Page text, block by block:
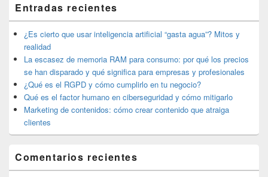
área
de
widget
barra
lateral
primaria
Entradas recientes
¿Es cierto que usar inteligencia artificial “gasta agua”? Mitos y
realidad
La escasez de memoria RAM para consumo: por qué los precios
se han disparado y qué significa para empresas y profesionales
¿Qué es el RGPD y cómo cumplirlo en tu negocio?
Qué es el factor humano en ciberseguridad y cómo mitigarlo
Marketing de contenidos: cómo crear contenido que atraiga
clientes
Comentarios recientes